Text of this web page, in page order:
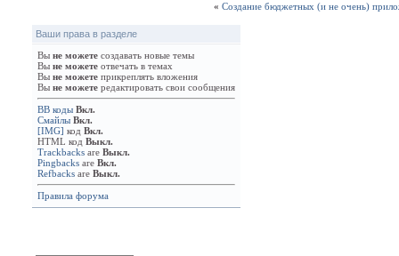
« Создание бюджетных (и не очень)
Ваши права в разделе
Вы не можете создавать новые темы
Вы не можете отвечать в темах
Вы не можете прикреплять вложения
Вы не можете редактировать свои сообщения
BB коды Вкл.
Смайлы Вкл.
[IMG] код Вкл.
HTML код Выкл.
Trackbacks are Выкл.
Pingbacks are Вкл.
Refbacks are Выкл.
Правила форума